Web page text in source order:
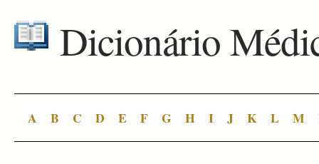
Dicionário
A B C D E F G H I J K L M